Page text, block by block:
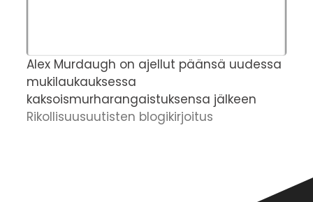
Alex Murdaugh on ajellut päänsä uudessa
mukilaukauksessa
kaksoismurharangaistuksensa jälkeen
Rikollisuusuutisten blogikirjoitus